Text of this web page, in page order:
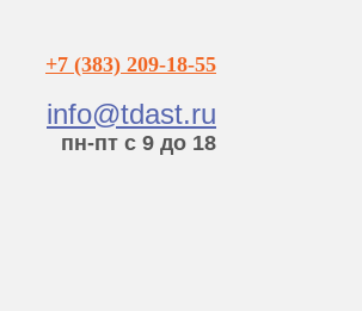
+7 (383) 209-18-55
info@tdast.ru
пн-пт с 9 до 18